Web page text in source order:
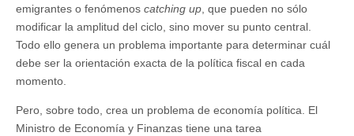
emigrantes o fenómenos catching up , que pueden no sólo
modificar la amplitud del ciclo, sino mover su punto central.
Todo ello genera un problema importante para determinar cuál
debe ser la orientación exacta de la política fiscal en cada
momento.
Pero, sobre todo, crea un problema de economía política. El
Ministro de Economía y Finanzas tiene una tarea